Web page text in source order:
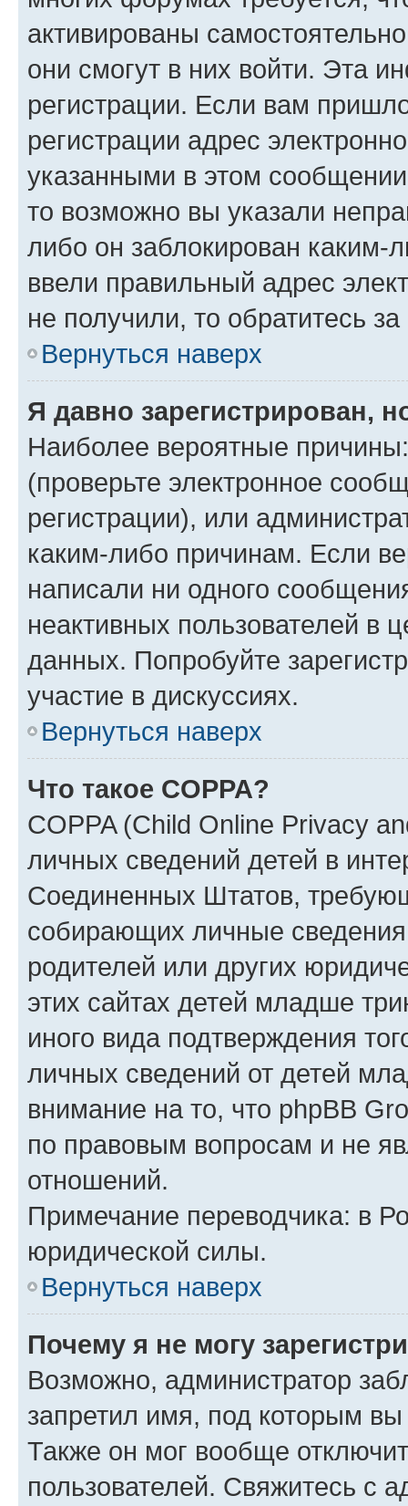
активированы
они смогут в них войти. Эта
регистрации. Если вам
регистрации адрес
указанными в этом
то возможно вы указали
либо он заблокирован
ввели правильный адрес
не получили, то обратитесь
Вернуться наверх
Я давно зарегистрирован,
Наиболее вероятные
(проверьте электронное
регистрации), или
каким-либо причинам. Если
написали ни одного
неактивных пользователей в
данных. Попробуйте
участие в дискуссиях.
Вернуться наверх
Что такое COPPA?
COPPA (Child Online Privacy
личных сведений детей в
Соединенных Штатов,
собирающих личные
родителей или других
этих сайтах детей младше
иного вида подтверждения
личных сведений от детей
внимание на то, что phpBB
по правовым вопросам и не
отношений.
Примечание переводчика: в
юридической силы.
Вернуться наверх
Почему я не могу
Возможно, администратор
запретил имя, под которым вы
Также он мог вообще
пользователей. Свяжитесь с